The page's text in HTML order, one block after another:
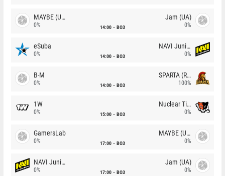
MAYBE (UA)
0% 14:00 BO3
Jam (UA)
0%
eSuba
0% 14:00 BO3
NAVI Junior
0%
B-M
0% 14:00 BO3
SPARTA (RU)
100%
1W
0% 15:00 BO3
Nuclear TigeRES
0%
GamersLab
0% 17:00 BO3
MAYBE (UA)
0%
NAVI Junior
0% 17:00 BO3
Jam (UA)
0%